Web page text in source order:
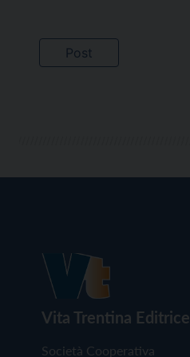
Vita Trentina Editrice
Società Cooperativa